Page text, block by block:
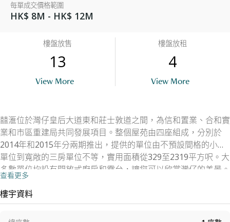
每單成交價格範圍
HK$ 8M - HK$ 12M
樓盤放售
13
View More
樓盤放租
4
View More
囍滙位於灣仔皇后大道東和莊士敦道之間，為信和置業、合和實
業和市區重建局共同發展項目。整個屋苑由四座組成，分別於
2014年和2015年分兩期推出，提供的單位由不預設間格的小型
單位到寬敞的三房單位不等，實用面積從329至2319平方呎。大
多數單位均設有開放式廚房和露台，讓您可以欣賞灣仔的美景。
另外，該屋苑不單設有一個大型會所為住戶提供各種設施，更和
購物中心相連，廣受外國人和商務人士歡迎。
查看更多
樓宇資料